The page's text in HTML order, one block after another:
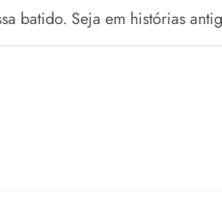
batido. Seja em histórias